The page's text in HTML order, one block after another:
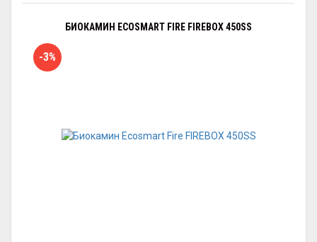
БИОКАМИН ECOSMART FIRE FIREBOX 450SS
-3%